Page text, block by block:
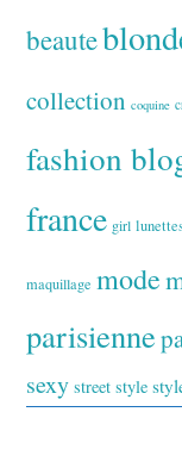
beaute
collection coquine
fashion
france girl
maquillage mode
parisienne
sexy street style